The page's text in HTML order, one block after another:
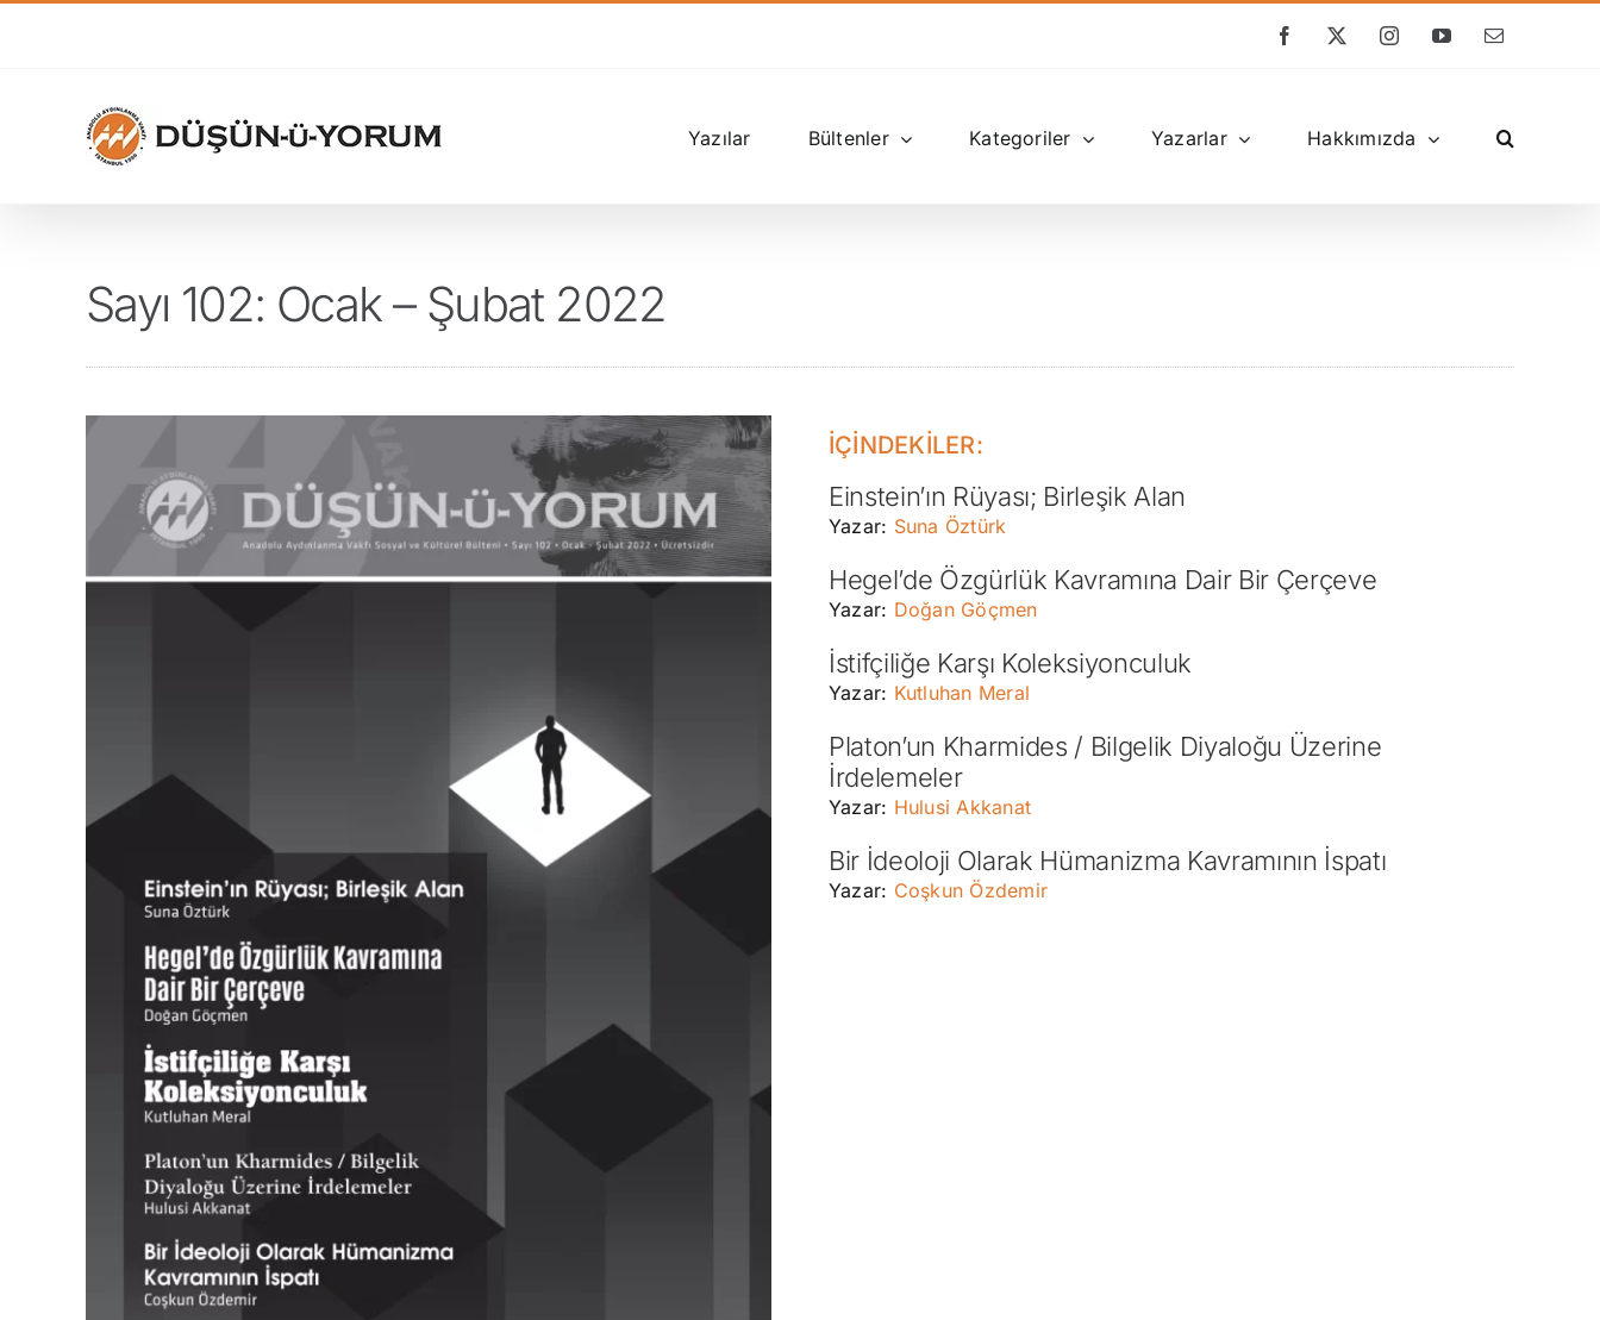
Facebook
X InstagramYouTube
E-
Yazılar Bültenler Kategoriler Yazarlar Hakkımızda
Sayı 102: Ocak – Şubat 2022
İÇİNDEKİLER:
Einstein’ın Rüyası; Birleşik Alan
Yazar: Suna Öztürk
Hegel’de Özgürlük Kavramına Dair Bir Çerçeve
Yazar: Doğan Göçmen
İstifçiliğe Karşı Koleksiyonculuk
Yazar: Kutluhan Meral
Platon’un Kharmides / Bilgelik Diyaloğu Üzerine
İrdelemeler
Yazar: Hulusi Akkanat
Bir İdeoloji Olarak Hümanizma Kavramının İspatı
Yazar: Coşkun Özdemir